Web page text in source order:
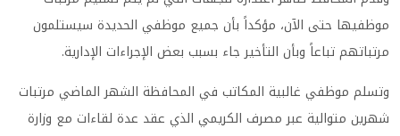
موظفيها حتى الآن، مؤكداً بأن جميع موظفي الحديدة سيستلمون
مرتباتهم تباعاً وبأن التأخير جاء بسبب بعض الإجراءات الإدارية.
وتسلم موظفي غالبية المكاتب في المحافظة الشهر الماضي مرتبات
شهرين متوالية عبر مصرف الكريمي الذي عقد عدة لقاءات مع وزارة